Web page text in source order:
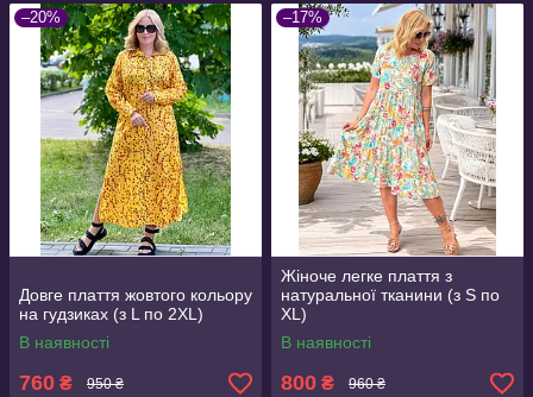
–20%
Довге плаття жовтого кольору
на гудзиках (з L по 2XL)
В наявності
760 ₴ 950 ₴
–17%
Жіноче легке плаття з
натуральної тканини (з S по
XL)
В наявності
800 ₴ 960 ₴